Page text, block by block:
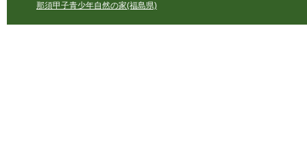
那須甲子青少年自然の家(福島県)